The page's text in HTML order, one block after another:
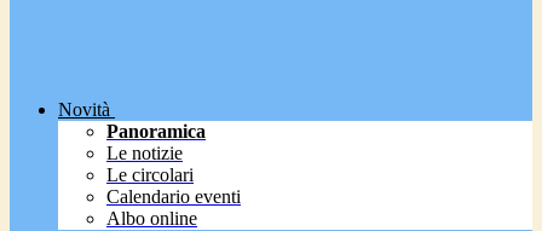
Novità
Panoramica
Le notizie
Le circolari
Calendario eventi
Albo online